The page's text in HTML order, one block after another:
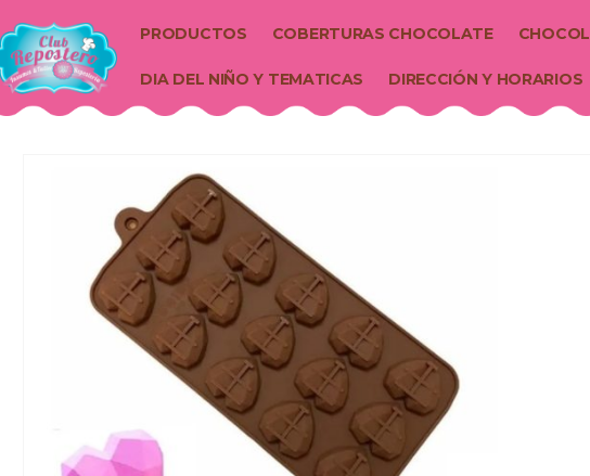
PRODUCTOS COBERTURAS CHOCOLATE
DIA DEL NIÑO Y TEMATICAS DIRECCIÓN Y HORARIOS